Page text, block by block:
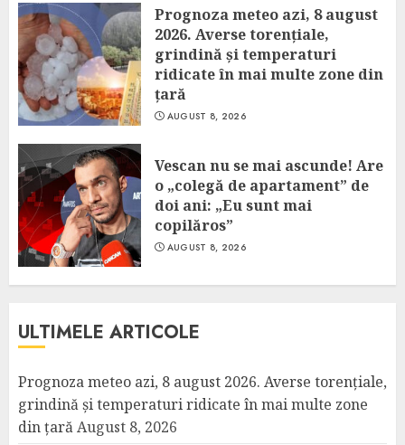
Prognoza meteo azi, 8 august
2026. Averse torențiale,
grindină și temperaturi
ridicate în mai multe zone din
țară
AUGUST 8, 2026
Vescan nu se mai ascunde! Are
o „colegă de apartament” de
doi ani: „Eu sunt mai
copilăros”
AUGUST 8, 2026
ULTIMELE ARTICOLE
Prognoza meteo azi, 8 august 2026. Averse torențiale,
grindină și temperaturi ridicate în mai multe zone
din țarăAugust 8, 2026